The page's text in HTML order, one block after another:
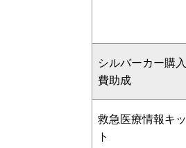
シルバーカー購入
費助成
救急医療情報キッ
ト